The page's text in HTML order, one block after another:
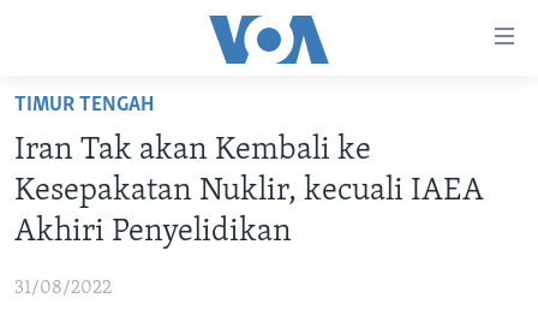
Akses
Lanjut
ke
Konten
Utama
ke
VIDEO
DAFTAR PROGRAM
TIMUR TENGAH
Iran Tak akan Kembali ke
Kesepakatan Nuklir, kecuali IAEA
Akhiri Penyelidikan
31/08/2022